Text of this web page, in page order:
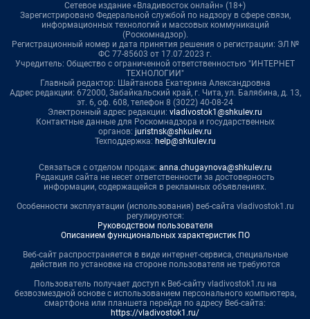
Сетевое издание «Владивосток онлайн» (18+)
Зарегистрировано Федеральной службой по надзору в сфере связи,
информационных технологий и массовых коммуникаций
(Роскомнадзор).
Регистрационный номер и дата принятия решения о регистрации: ЭЛ №
ФС 77-85603 от 17.07.2023 г.
Учредитель: Общество с ограниченной ответственностью "ИНТЕРНЕТ
ТЕХНОЛОГИИ"
Главный редактор: Шайтанова Екатерина Александровна
Адрес редакции: 672000, Забайкальский край, г. Чита, ул. Балябина, д. 13,
эт. 6, оф. 608, телефон 8 (3022) 40-08-24
Электронный адрес редакции: vladivostok1@shkulev.ru
Контактные данные для Роскомнадзора и государственных
органов: juristnsk@shkulev.ru
Техподдержка: help@shkulev.ru
Связаться с отделом продаж: anna.chugaynova@shkulev.ru
Редакция сайта не несет ответственности за достоверность
информации, содержащейся в рекламных объявлениях.
Особенности эксплуатации (использования) веб-сайта vladivostok1.ru
регулируются:
Руководством пользователя
Описанием функциональных характеристик ПО
Веб-сайт распространяется в виде интернет-сервиса, специальные
действия по установке на стороне пользователя не требуются
Пользователь получает доступ к Веб-сайту vladivostok1.ru на
безвозмездной основе с использованием персонального компьютера,
смартфона или планшета перейдя по адресу Веб-сайта:
https://vladivostok1.ru/